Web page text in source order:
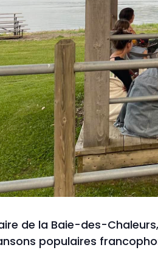
de la Baie-des-
populaires